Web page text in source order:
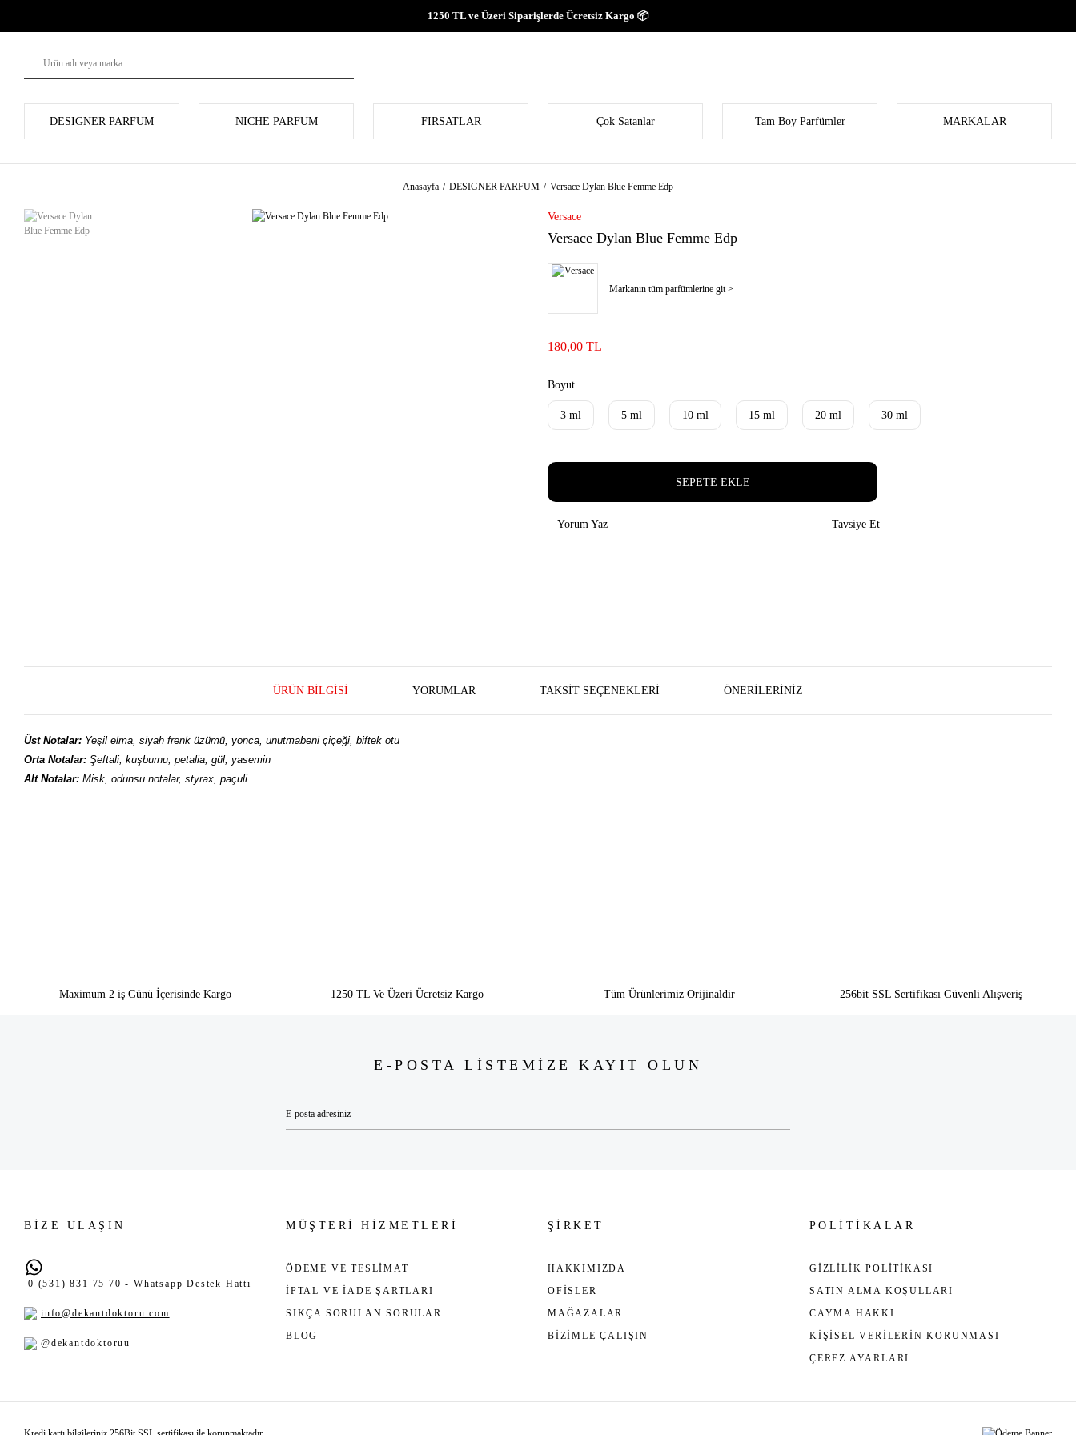
1250 TL ve Üzeri Siparişlerde Ücretsiz Kargo 📦
DESIGNER PARFUM NICHE PARFUM FIRSATLAR Çok Satanlar Tam Boy Parfümler MARKALAR
Anasayfa DESIGNER PARFUM Versace Dylan Blue Femme Edp
Versace
Versace Dylan Blue Femme Edp
Markanın tüm parfümlerine git >
180,00 TL
Boyut
3 ml 5 ml 10 ml 15 ml 20 ml 30 ml
SEPETE EKLE
Yorum Yaz Tavsiye Et
ÜRÜN BILGISI YORUMLAR TAKSIT SEÇENEKLERI ÖNERILERINIZ
Üst Notalar: Yeşil elma, siyah frenk üzümü, yonca, unutmabeni çiçeği, biftek otu
Orta Notalar: Şeftali, kuşburnu, petalia, gül, yasemin
Alt Notalar: Misk, odunsu notalar, styrax, paçuli
Maximum 2 iş Günü İçerisinde Kargo 1250 TL Ve Üzeri Ücretsiz Kargo Tüm Ürünlerimiz Orijinaldir 256bit SSL Sertifikası Güvenli Alışveriş
E-POSTA LİSTEMİZE KAYIT OLUN
BİZE ULAŞIN
0 (531) 831 75 70 - Whatsapp Destek Hattı
info@dekantdoktoru.com
@dekantdoktoruu
MÜŞTERİ HİZMETLERİ
ÖDEME VE TESLİMAT
İPTAL VE İADE ŞARTLARI
SIKÇA SORULAN SORULAR
BLOG
ŞİRKET
HAKKIMIZDA
OFİSLER
MAĞAZALAR
BİZİMLE ÇALIŞIN
POLİTİKALAR
GİZLİLİK POLİTİKASI
SATIN ALMA KOŞULLARI
CAYMA HAKKI
KİŞİSEL VERİLERİN KORUNMASI
ÇEREZ AYARLARI